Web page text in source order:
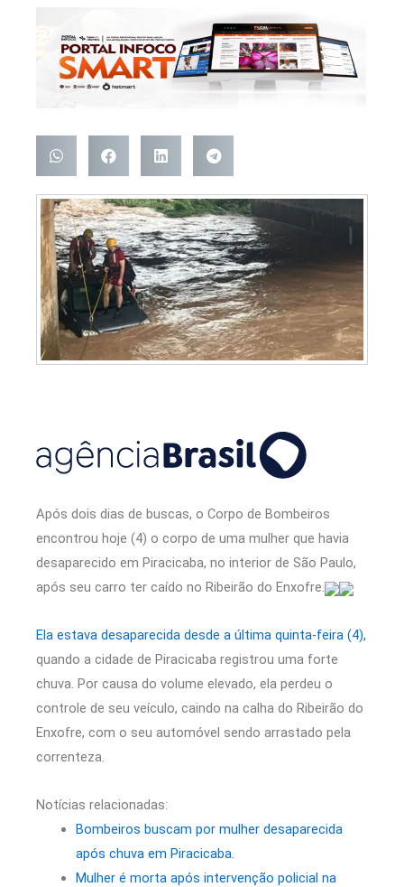
Após dois dias de buscas, o Corpo de Bombeiros
encontrou hoje (4) o corpo de uma mulher que havia
desaparecido em Piracicaba, no interior de São Paulo,
após seu carro ter caído no Ribeirão do Enxofre.
Ela estava desaparecida desde a última quinta-feira (4),
quando a cidade de Piracicaba registrou uma forte
chuva. Por causa do volume elevado, ela perdeu o
controle de seu veículo, caindo na calha do Ribeirão do
Enxofre, com o seu automóvel sendo arrastado pela
correnteza.
Notícias relacionadas:
Bombeiros buscam por mulher desaparecida
após chuva em Piracicaba.
Mulher é morta após intervenção policial na